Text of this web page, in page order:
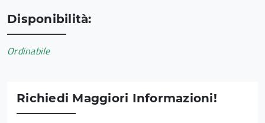
Disponibilità:
Ordinabile
Richiedi Maggiori Informazioni!